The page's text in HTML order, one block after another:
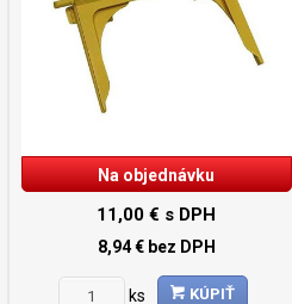
Na objednávku
11,00 € s DPH
8,94 € bez DPH
ks KÚPIŤ